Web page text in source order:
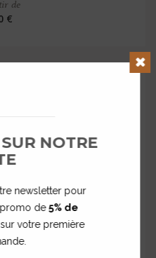
de
€
NOTRE
newsletter pour
promo de5% de
votre première